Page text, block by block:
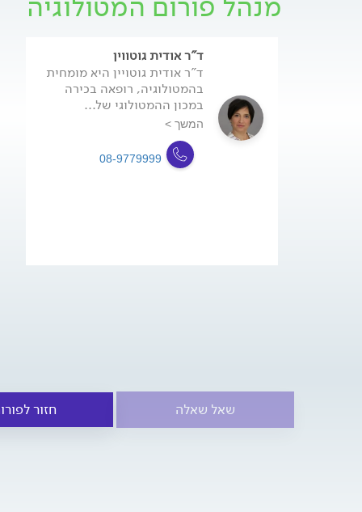
ד"ר אודית גוטווין
ד"ר אודית גוטויין היא מומחית
בהמטולוגיה, רופאה בכירה
במכון ההמטולוגי של...
המשך >
08-9779999
שאל שאלה חזור